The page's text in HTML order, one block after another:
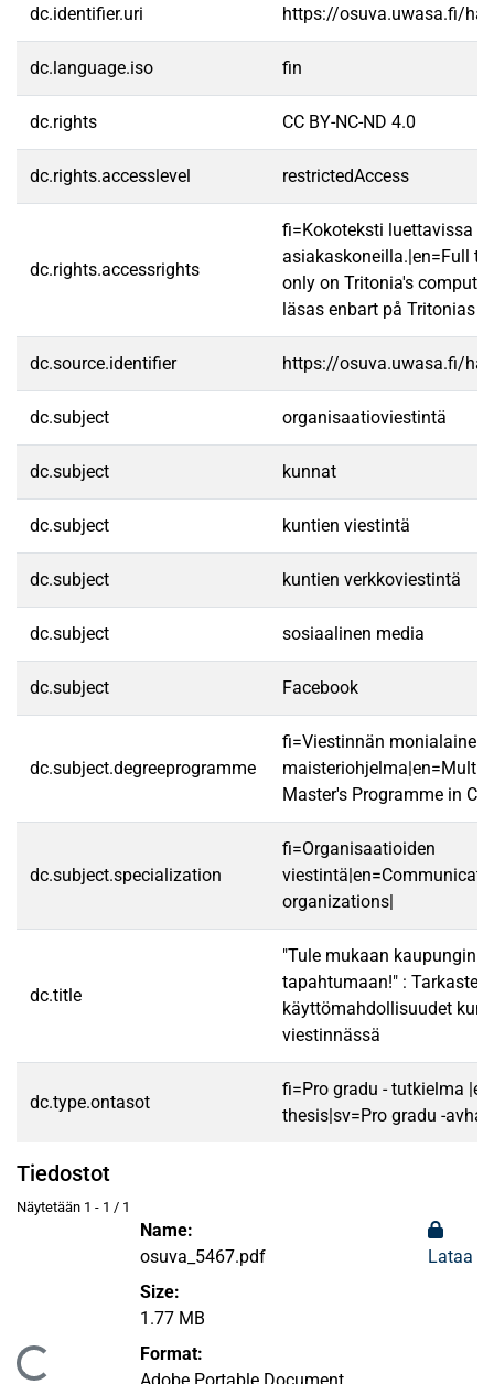
dc.identifier.uri https://osuva.uwasa.fi/
dc.language.iso fin
dc.rights CC BY-NC-ND 4.0
dc.rights.accesslevel restrictedAccess
dc.rights.accessrights
fi=Kokoteksti luettavissa
asiakaskoneilla.|en=Full
only on Tritonia's
läsas enbart på Tritonias
dc.source.identifier https://osuva.uwasa.fi/
dc.subject organisaatioviestintä
dc.subject kunnat
dc.subject kuntien viestintä
dc.subject kuntien verkkoviestintä
dc.subject sosiaalinen media
dc.subject Facebook
dc.subject.degreeprogramme
fi=Viestinnän monialainen
Master's Programme in
dc.subject.specialization
fi=Organisaatioiden
organizations|
dc.title
"Tule mukaan kaupungin
tapahtumaan!" :
käyttömahdollisuudet
viestinnässä
dc.type.ontasot
fi=Pro gradu - tutkielma
thesis|sv=Pro gradu -
Tiedostot
Näytetään 1 - 1 / 1
Name:
osuva_5467.pdf
Size:
1.77 MB
Format:
Lataa